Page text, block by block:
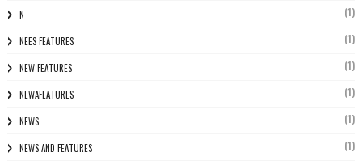
N (1)
NEES FEATURES (1)
NEW FEATURES (1)
NEWAFEATURES (1)
NEWS (1)
NEWS AND FEATURES (1)